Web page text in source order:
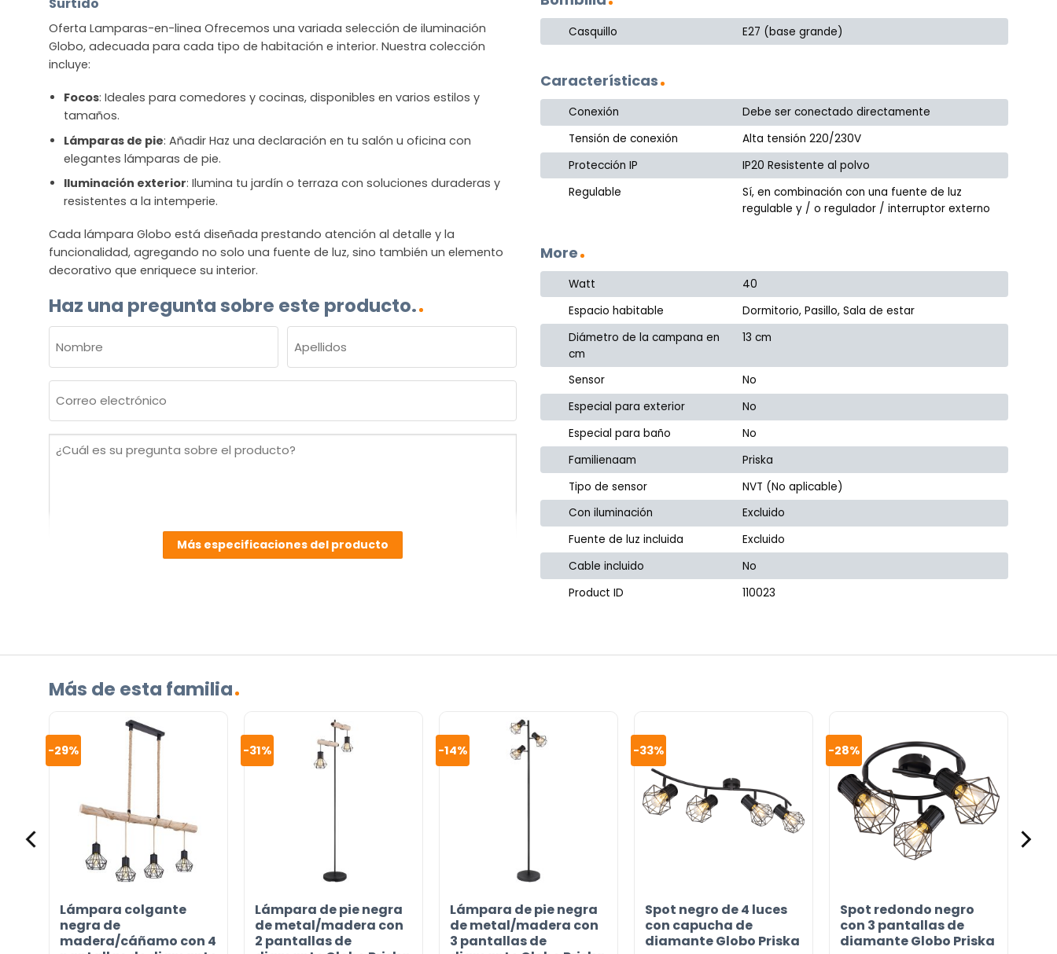
Oferta Lamparas-en-linea Ofrecemos una variada selección de iluminación
Globo, adecuada para cada tipo de habitación e interior. Nuestra colección
incluye:
Focos: Ideales para comedores y cocinas, disponibles en varios estilos y
tamaños.
Lámparas de pie: Añadir Haz una declaración en tu salón u oficina con
elegantes lámparas de pie.
Iluminación exterior: Ilumina tu jardín o terraza con soluciones duraderas y
resistentes a la intemperie.
Cada lámpara Globo está diseñada prestando atención al detalle y la
funcionalidad, agregando no solo una fuente de luz, sino también un elemento
decorativo que enriquece su interior.
Haz una pregunta sobre este producto.
(OBLIGATORIO)
Nombre Apellidos
electrónico
¿Cuál
Incluido por defecto
Instrucciones en diferentes idiomas
Etiqueta energética
¿TIENES ALGUNA PREGUNTA?
Contáctenos. Puede comunicarse con nosotros por
correo electrónico a
info@lamparas-en-linea.es
Más especificaciones del producto
Casquillo E27 (base grande)
Características
Conexión
Debe ser conectado directamente
Tensión de conexión
Alta tensión 220/230V
Protección IP
IP20 Resistente al polvo
Regulable
Sí, en combinación con una fuente de luz
regulable y / o regulador / interruptor externo
More
Watt
40
Espacio habitable
Dormitorio, Pasillo, Sala de estar
Diámetro de la campana en
cm
13 cm
Sensor
No
Especial para exterior
No
Especial para baño
No
Familienaam
Priska
Tipo de sensor
NVT (No aplicable)
Con iluminación
Excluido
Fuente de luz incluida
Excluido
Cable incluido
No
Product ID
110023
Más de esta familia
-29%
Lámpara colgante
negra de
madera/cáñamo con 4
-31%
Lámpara de pie negra
de metal/madera con
2 pantallas de
-14%
Lámpara de pie negra
de metal/madera con
3 pantallas de
-33%
Spot negro de 4 luces
con capucha de
diamante Globo Priska
-28%
Spot redondo negro
con 3 pantallas de
diamante Globo Priska